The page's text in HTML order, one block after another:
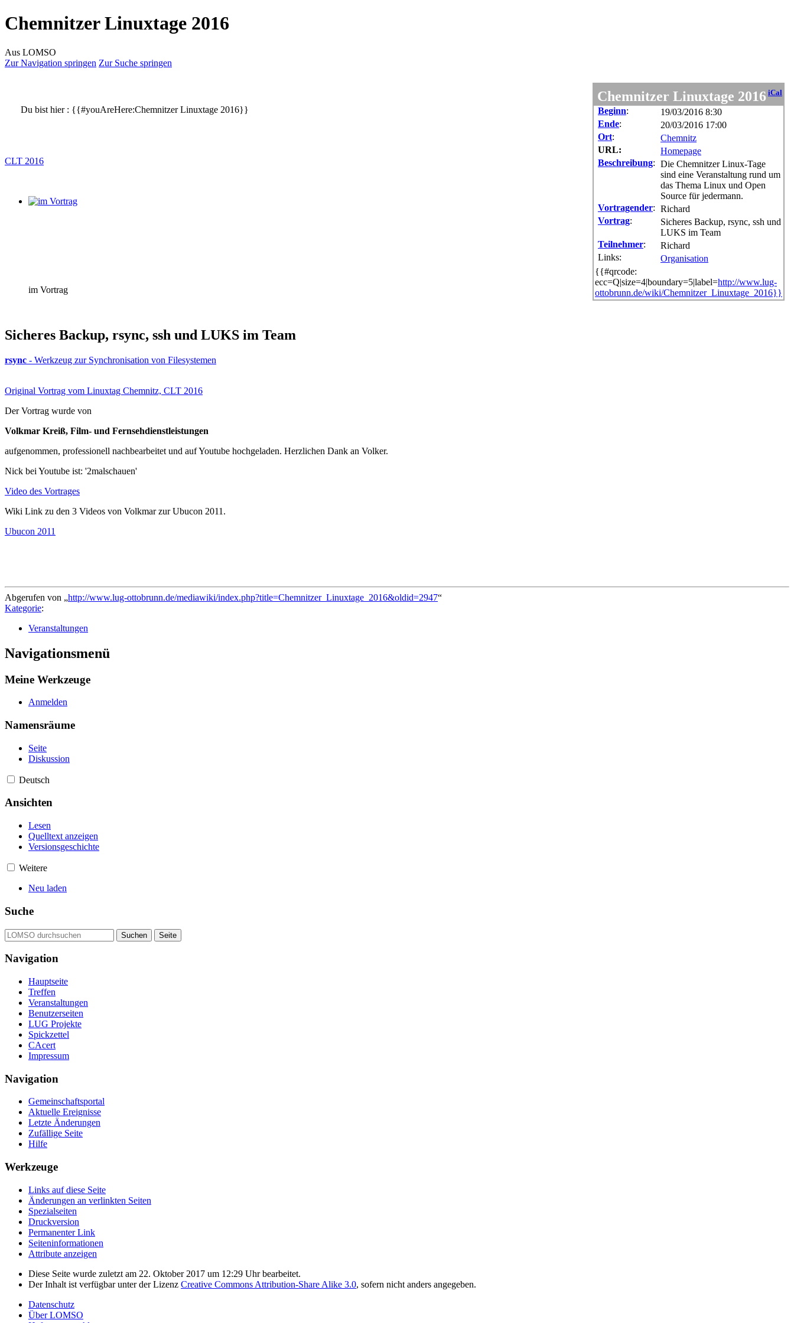
Chemnitzer Linuxtage 2016
Aus LOMSO
Zur Navigation springen Zur Suche springen
iCal
Chemnitzer Linuxtage 2016
Beginn:
19/03/2016 8:30
Ende:
20/03/2016 17:00
Ort:
Chemnitz
URL:
Homepage
Beschreibung: Die Chemnitzer Linux-Tage
sind eine Veranstaltung rund um
das Thema Linux und Open
Source für jedermann.
Vortragender: Richard
Vortrag:
Sicheres Backup, rsync, ssh und
LUKS im Team
Teilnehmer:
Richard
Links:
Organisation
{{#qrcode:
ecc=Q|size=4|boundary=5|label=http://www.lug-
ottobrunn.de/wiki/Chemnitzer_Linuxtage_2016}}
Du bist hier : {{#youAreHere:Chemnitzer Linuxtage 2016}}
CLT 2016
im Vortrag
Sicheres Backup, rsync, ssh und LUKS im Team
rsync - Werkzeug zur Synchronisation von Filesystemen
Original Vortrag vom Linuxtag Chemnitz, CLT 2016
Der Vortrag wurde von
Volkmar Kreiß, Film- und Fernsehdienstleistungen
aufgenommen, professionell nachbearbeitet und auf Youtube hochgeladen. Herzlichen Dank an Volker.
Nick bei Youtube ist: '2malschauen'
Video des Vortrages
Wiki Link zu den 3 Videos von Volkmar zur Ubucon 2011.
Ubucon 2011
Abgerufen von „http://www.lug-ottobrunn.de/mediawiki/index.php?title=Chemnitzer_Linuxtage_2016&oldid=2947“
Kategorie:
Veranstaltungen
Navigationsmenü
Meine Werkzeuge
Anmelden
Namensräume
Seite
Diskussion
Deutsch
Ansichten
Lesen
Quelltext anzeigen
Versionsgeschichte
Weitere
Neu laden
Suche
Navigation
Hauptseite
Treffen
Veranstaltungen
Benutzerseiten
LUG Projekte
Spickzettel
CAcert
Impressum
Navigation
Gemeinschafts­portal
Aktuelle Ereignisse
Letzte Änderungen
Zufällige Seite
Hilfe
Werkzeuge
Links auf diese Seite
Änderungen an verlinkten Seiten
Spezialseiten
Druckversion
Permanenter Link
Seiten­­informationen
Attribute anzeigen
Diese Seite wurde zuletzt am 22. Oktober 2017 um 12:29 Uhr bearbeitet.
Der Inhalt ist verfügbar unter der Lizenz Creative Commons Attribution-Share Alike 3.0, sofern nicht anders angegeben.
Datenschutz
Über LOMSO